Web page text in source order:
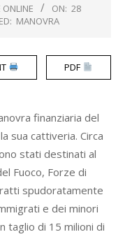
ON: 28
MANOVRA
PDF
finanziaria del
sua cattiveria. Circa
stati destinati al
Fuoco, Forze di
spudoratamente
e dei minori
taglio di 15 milioni di